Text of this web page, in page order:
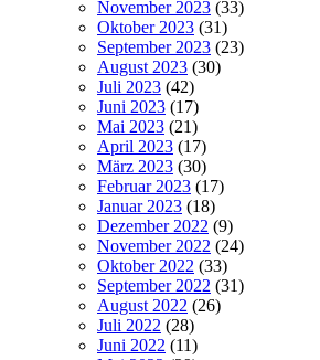
November 2023 (33)
Oktober 2023 (31)
September 2023 (23)
August 2023 (30)
Juli 2023 (42)
Juni 2023 (17)
Mai 2023 (21)
April 2023 (17)
März 2023 (30)
Februar 2023 (17)
Januar 2023 (18)
Dezember 2022 (9)
November 2022 (24)
Oktober 2022 (33)
September 2022 (31)
August 2022 (26)
Juli 2022 (28)
Juni 2022 (11)